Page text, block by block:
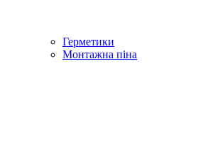
Герметики
Монтажна піна